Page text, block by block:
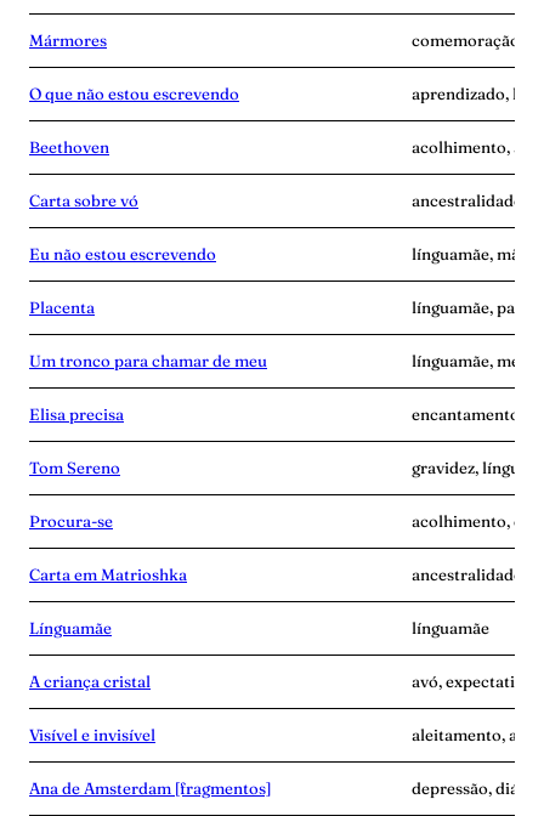
Mármores comemoração,
O que não estou escrevendo aprendizado,
Beethoven acolhimento,
Carta sobre vó ancestralidade,
Eu não estou escrevendo línguamãe, mãe-
Placenta línguamãe,
Um tronco para chamar de meu línguamãe,
Elisa precisa encantamento,
Tom Sereno gravidez,
Procura-se acolhimento,
Carta em Matrioshka ancestralidade,
Línguamãe línguamãe
A criança cristal avó, expectativa
Visível e invisível aleitamento,
Ana de Amsterdam [fragmentos] depressão, diário